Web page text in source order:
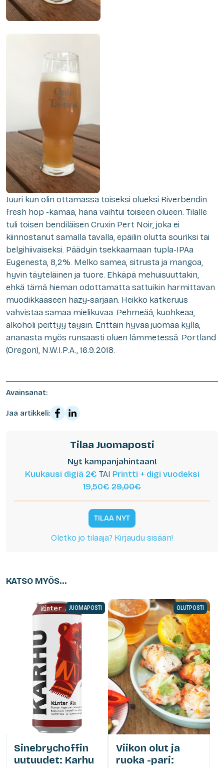
Juuri kun olin ottamassa toiseksi olueksi Riverbendin
fresh hop -kamaa, hana vaihtui toiseen olueen. Tilalle
tuli toisen bendiläisen Cruxin Pert Noir, joka ei
kiinnostanut samalla tavalla, epäilin olutta souriksi tai
belgihiivaiseksi. Päädyin tsekkaamaan tupla-IPAa
Eugenesta, 8,2%. Melko samea, sitrusta ja mangoa,
hyvin täyteläinen ja tuore. Ehkäpä mehuisuuttakin,
ehkä tämä hieman odottamatta sattuikin harmittavan
muodikkaaseen hazy-sarjaan. Heikko katkeruus
vahvistaa samaa mielikuvaa. Pehmeää, kuohkeaa,
alkoholi peittyy täysin. Erittäin hyvää juomaa kyllä,
ananasta myös runsaasti oluen lämmetessä. Portland
(Oregon), N.W.I.P.A., 16.9.2018.
Avainsanat:
Jaa artikkeli:
Tilaa Juomaposti
Nyt kampanjahintaan!
Kuukausi digiä 2€ TAI Printti + digi vuodeksi
19,50€ 29,00€
TILAA NYT
Oletko jo tilaaja? Kirjaudu sisään!
KATSO MYÖS...
JUOMAPOSTI
Sinebrychoffin
uutuudet: Karhu
OLUTPOSTI
Viikon olut ja
ruoka -pari: